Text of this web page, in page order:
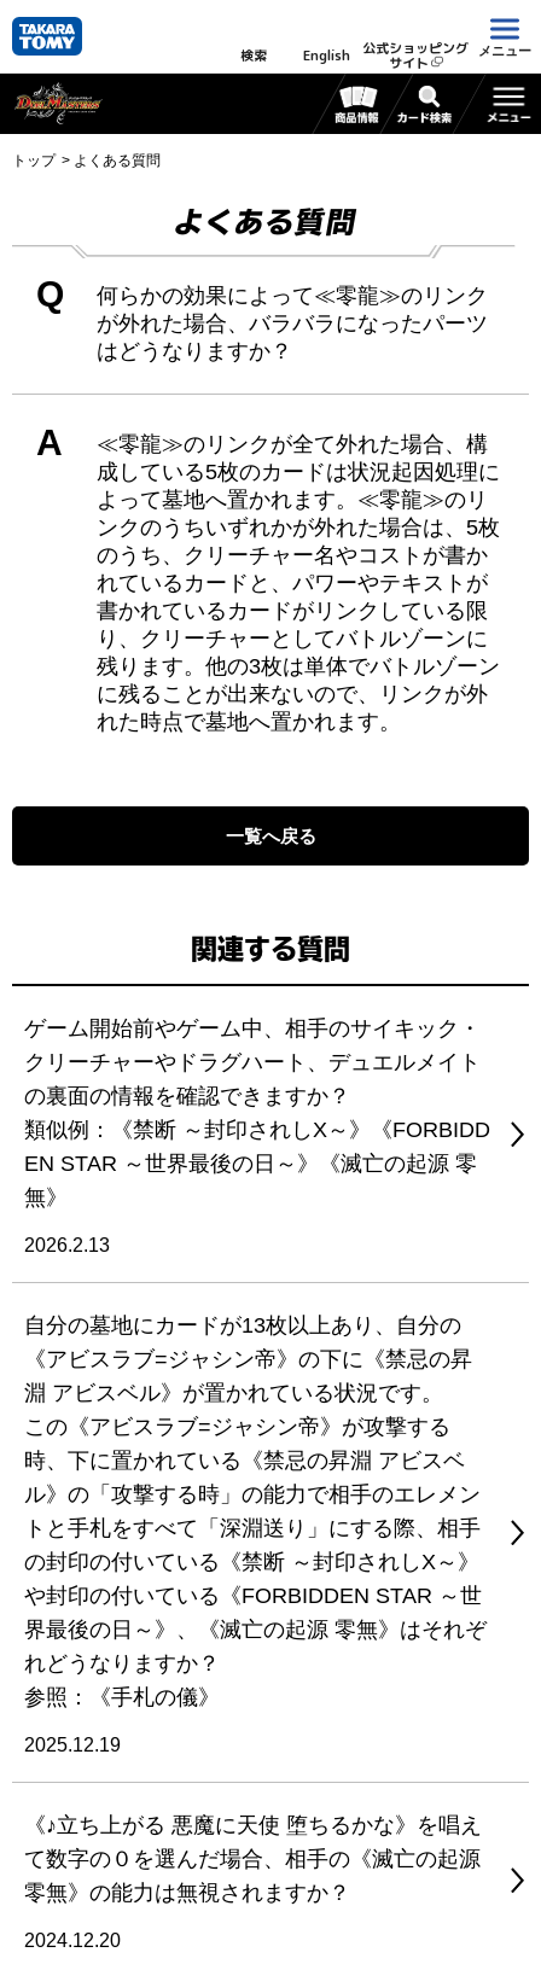
検索 English 公式ショッピング
サイト
メニュー
トップ よくある質問
よくある質問
Q
何らかの効果によって≪零龍≫のリンク
が外れた場合、バラバラになったパーツ
はどうなりますか？
A
≪零龍≫のリンクが全て外れた場合、構
成している5枚のカードは状況起因処理に
よって墓地へ置かれます。≪零龍≫のリ
ンクのうちいずれかが外れた場合は、5枚
のうち、クリーチャー名やコストが書か
れているカードと、パワーやテキストが
書かれているカードがリンクしている限
り、クリーチャーとしてバトルゾーンに
残ります。他の3枚は単体でバトルゾーン
に残ることが出来ないので、リンクが外
れた時点で墓地へ置かれます。
一覧へ戻る
関連する質問
ゲーム開始前やゲーム中、相手のサイキック・
クリーチャーやドラグハート、デュエルメイト
の裏面の情報を確認できますか？
類似例：《禁断 ～封印されしX～》《FORBIDD
EN STAR ～世界最後の日～》《滅亡の起源 零
無》
2026.2.13
自分の墓地にカードが13枚以上あり、自分の
《アビスラブ=ジャシン帝》の下に《禁忌の昇
淵 アビスベル》が置かれている状況です。
この《アビスラブ=ジャシン帝》が攻撃する
時、下に置かれている《禁忌の昇淵 アビスベ
ル》の「攻撃する時」の能力で相手のエレメン
トと手札をすべて「深淵送り」にする際、相手
の封印の付いている《禁断 ～封印されしX～》
や封印の付いている《FORBIDDEN STAR ～世
界最後の日～》、《滅亡の起源 零無》はそれぞ
れどうなりますか？
参照：《手札の儀》
2025.12.19
《♪立ち上がる 悪魔に天使 堕ちるかな》を唱え
て数字の０を選んだ場合、相手の《滅亡の起源
零無》の能力は無視されますか？
2024.12.20